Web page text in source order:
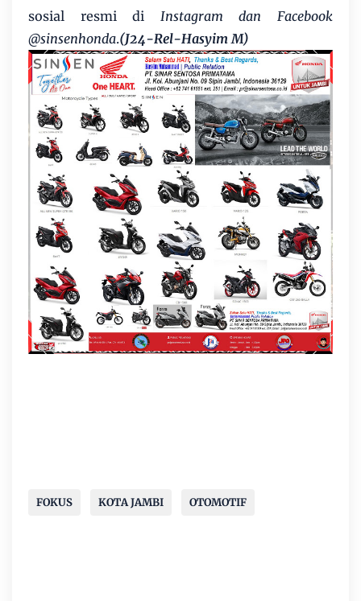
sosial resmi di Instagram dan Facebook
@sinsenhonda.(J24-Rel-Hasyim M)
FOKUS KOTA JAMBI OTOMOTIF